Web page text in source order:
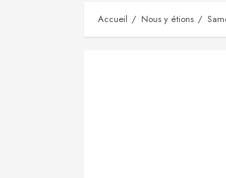
Accueil Nous y étions